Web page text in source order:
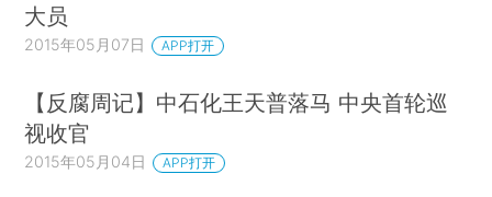
大员
2015年05月07日 APP打开
【反腐周记】中石化王天普落马 中央首轮巡
视收官
2015年05月04日 APP打开